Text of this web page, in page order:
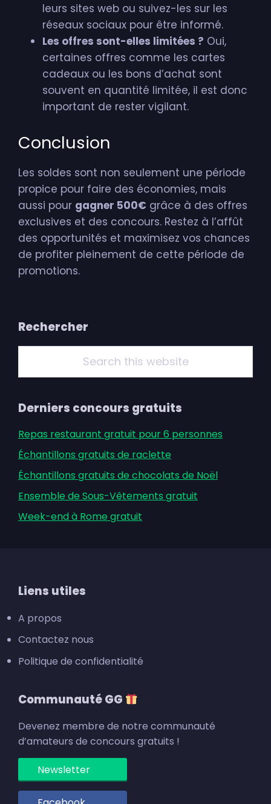
leurs sites web ou suivez-les sur les
réseaux sociaux pour être informé.
Les offres sont-elles limitées ? Oui,
certaines offres comme les cartes
cadeaux ou les bons d’achat sont
souvent en quantité limitée, il est donc
important de rester vigilant.
Conclusion
Les soldes sont non seulement une période
propice pour faire des économies, mais
aussi pour gagner 500€ grâce à des offres
exclusives et des concours. Restez à l’affût
des opportunités et maximisez vos chances
de profiter pleinement de cette période de
promotions.
Primary
Sidebar
Rechercher
website
Derniers concours gratuits
Repas restaurant gratuit pour 6 personnes
Échantillons gratuits de raclette
Échantillons gratuits de chocolats de Noël
Ensemble de Sous-Vêtements gratuit
Week-end à Rome gratuit
Footer
Liens utiles
A propos
Contactez nous
Politique de confidentialité
Communauté GG
Devenez membre de notre communauté
d’amateurs de concours gratuits !
Newsletter